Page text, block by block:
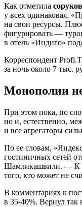
Как отметила
у всех одинаковая.
на свои ресурсы.
фигурировать —
в отель «Индиго»
Корреспондент
за ночь около 7 тыс.
Монополии
При этом пока, по
но и, естественно,
и все агрегаторы
По ее словам,
гостиничных сетей
Шамликашвили. — К
того, кто может не
В комментариях к
в 35-40%. Вернул так